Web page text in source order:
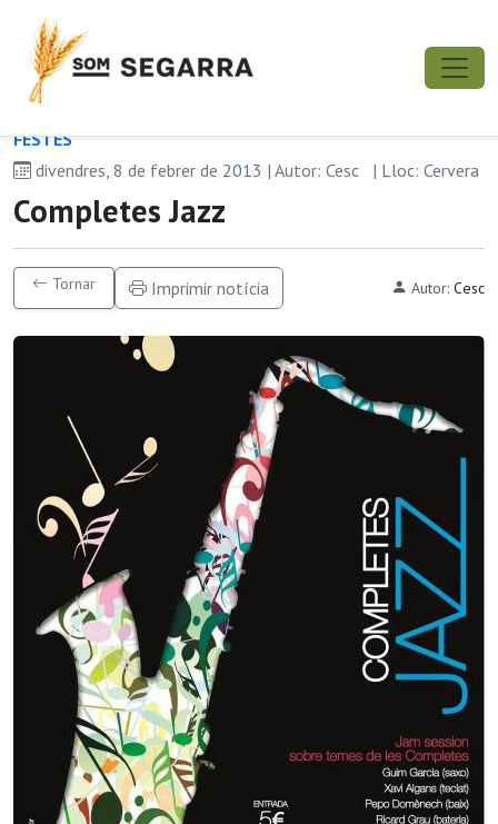
FESTES
divendres, 8 de febrer de 2013 | Autor: Cesc
| Lloc: Cervera
Completes Jazz
Tornar Imprimir notícia Autor: Cesc